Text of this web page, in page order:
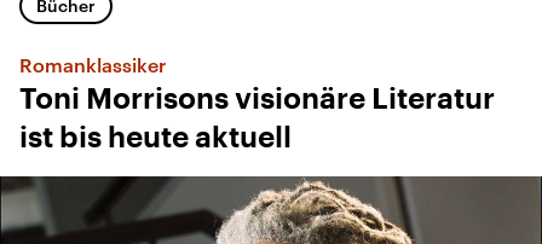
Bücher
Romanklassiker
Toni Morrisons visionäre Literatur
ist bis heute aktuell